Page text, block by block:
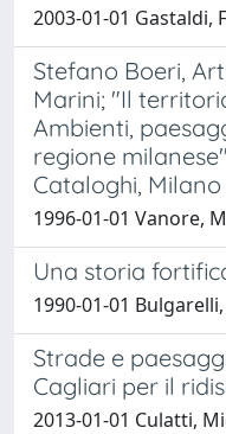
2003-01-01 Gastaldi,
Stefano Boeri,
Marini; "Il
Ambienti,
regione
Cataloghi, Milano
1996-01-01 Vanore,
Una storia
1990-01-01
Strade e
Cagliari per il
2013-01-01 Culatti,